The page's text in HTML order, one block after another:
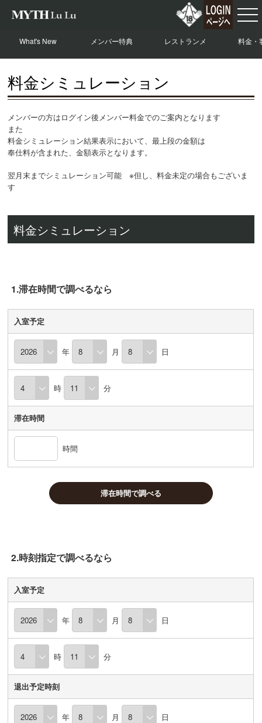
What's New メンバー特典
レストランメ
ニュー
料金・
報
料金シミュレーション
メンバーの方はログイン後メンバー料金でのご案内となります
また
料金シミュレーション結果表示において、最上段の金額は
奉仕料が含まれた、金額表示となります。
翌月末までシミュレーション可能 ※但し、料金未定の場合もございま
す
料金シミュレーション
1.滞在時間で調べるなら
入室予定
年 月 日
時 分
滞在時間
時間
滞在時間で調べる
2.時刻指定で調べるなら
入室予定
年 月 日
時 分
退出予定時刻
年 月 日